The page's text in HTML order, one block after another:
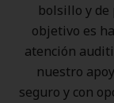
bolsillo y
objetivo es
atención
nuestro
seguro y con